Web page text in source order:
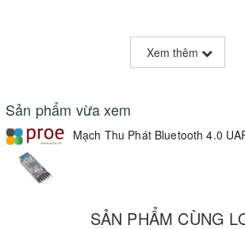
: Bluetooth V4.0 BLE
Nguồn cấp
Dòng điện: 400uA ~ 1.5mA ở Sleep Mode
Mode.
Khoảng cách truyền
: 230400, mặc định là 9600.
Xem thêm
Sản phẩm vừa xem
Mạch Thu Phát Bluetooth 4.0
SẢN PHẨM CÙNG